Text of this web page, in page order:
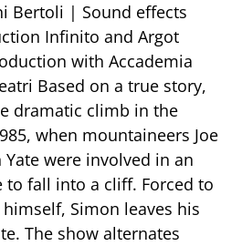
Bertoli | Sound effects
Infinito and Argot
with Accademia
Based on a true story,
dramatic climb in the
when mountaineers Joe
were involved in an
to fall into a cliff. Forced to
Simon leaves his
The show alternates